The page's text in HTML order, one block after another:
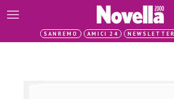
SANREMO AMICI 24 NEWSLETTER